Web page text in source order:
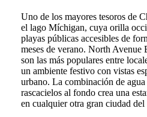
Uno de los mayores tesoros de
el lago Míchigan, cuya orilla
playas públicas accesibles de
meses de verano. North Avenue
son las más populares entre
un ambiente festivo con vistas
urbano. La combinación de
rascacielos al fondo crea una
en cualquier otra gran ciudad del